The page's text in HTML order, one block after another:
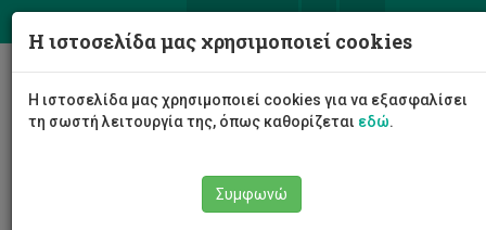
Διοίκηση
Διοικητικές Υπηρεσίες
Η ιστοσελίδα μας χρησιμοποιεί cookies
Η ιστοσελίδα μας χρησιμοποιεί cookies για να εξασφαλίσει
τη σωστή λειτουργία της, όπως καθορίζεται εδώ.
Συμφωνώ